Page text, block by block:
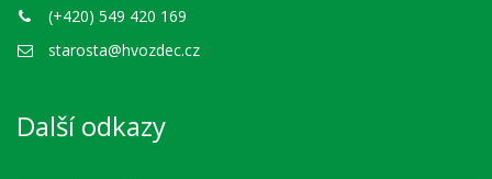
(+420) 549 420 169
starosta@hvozdec.cz
Další odkazy